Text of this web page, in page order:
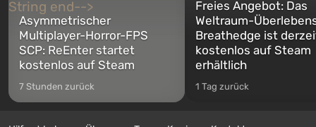
Asymmetrischer
Multiplayer-Horror-FPS
SCP: ReEnter startet
kostenlos auf Steam
7 Stunden zurück
Freies Angebot: Das
Weltraum-
Breathedge ist
kostenlos auf Steam
erhältlich
1 Tag zurück